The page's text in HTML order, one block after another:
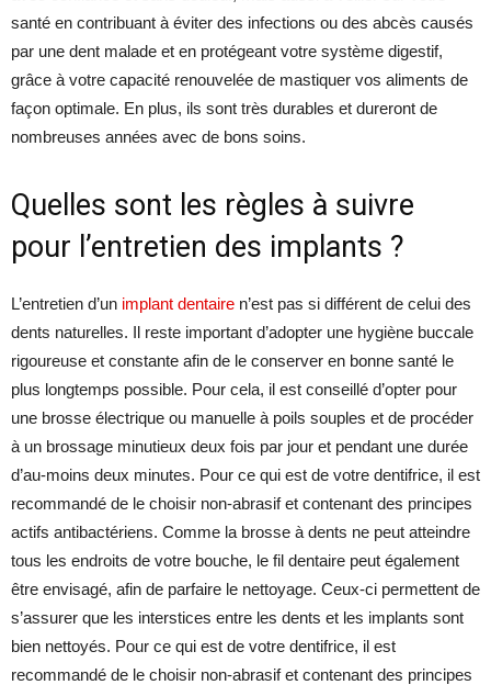
santé en contribuant à éviter des infections ou des abcès causés
par une dent malade et en protégeant votre système digestif,
grâce à votre capacité renouvelée de mastiquer vos aliments de
façon optimale. En plus, ils sont très durables et dureront de
nombreuses années avec de bons soins.
Quelles sont les règles à suivre
pour l’entretien des implants ?
L’entretien d’un implant dentaire n’est pas si différent de celui des
dents naturelles. Il reste important d’adopter une hygiène buccale
rigoureuse et constante afin de le conserver en bonne santé le
plus longtemps possible. Pour cela, il est conseillé d’opter pour
une brosse électrique ou manuelle à poils souples et de procéder
à un brossage minutieux deux fois par jour et pendant une durée
d’au-moins deux minutes. Pour ce qui est de votre dentifrice, il est
recommandé de le choisir non-abrasif et contenant des principes
actifs antibactériens. Comme la brosse à dents ne peut atteindre
tous les endroits de votre bouche, le fil dentaire peut également
être envisagé, afin de parfaire le nettoyage. Ceux-ci permettent de
s’assurer que les interstices entre les dents et les implants sont
bien nettoyés. Pour ce qui est de votre dentifrice, il est
recommandé de le choisir non-abrasif et contenant des principes